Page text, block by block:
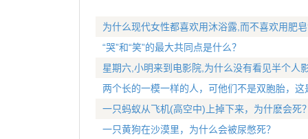
为什么现代女性都喜欢用沐浴露,而不喜欢用肥
“哭”和“笑”的最大共同点是什么？
星期六,小明来到电影院,为什么没有看见半个人
两个长的一模一样的人，可他们不是双胞胎，这
一只蚂蚁从飞机(高空中)上掉下来，为什麽会死
一只黄狗在沙漠里，为什么会被尿憋死？